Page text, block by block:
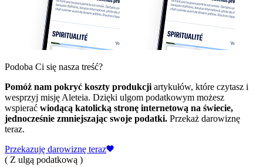
Podoba Ci się nasza treść?
Pomóż nam pokryć koszty produkcji artykułów, które czytasz i
wesprzyj misję Aleteia. Dzięki ulgom podatkowym możesz
wspierać wiodącą katolicką stronę internetową na świecie,
jednocześnie zmniejszając swoje podatki. Przekaż darowiznę
teraz.
Przekazuję darowiznę teraz
( Z ulgą podatkową )